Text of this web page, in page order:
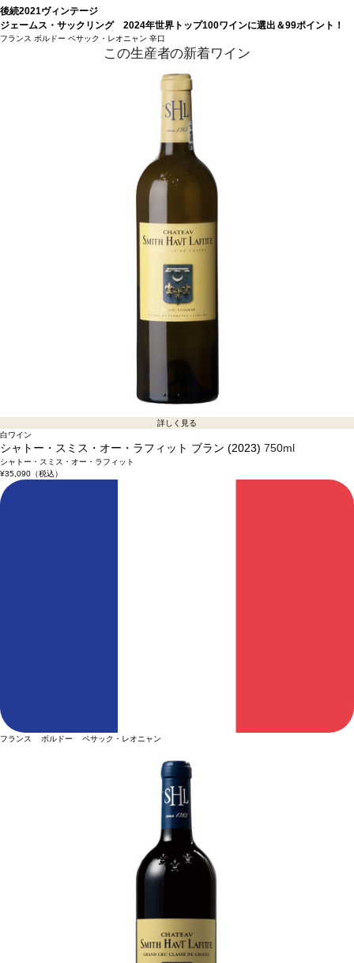
後続2021ヴィンテージ
ジェームス・サックリング 2024年世界トップ100ワインに選出＆99ポイント！
フランス ボルドー ペサック・レオニャン 辛口
この生産者の新着ワイン
詳しく見る
白ワイン
シャトー・スミス・オー・ラフィット ブラン (2023) 750ml
シャトー・スミス・オー・ラフィット
¥35,090（税込）
フランス ボルドー ペサック・レオニャン